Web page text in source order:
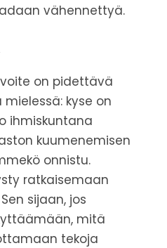
vähennettyä.
on pidettävä
mielessä: kyse on
ihmiskuntana
kuumenemisen
onnistu.
ratkaisemaan
sijaan, jos
mitä
tekoja